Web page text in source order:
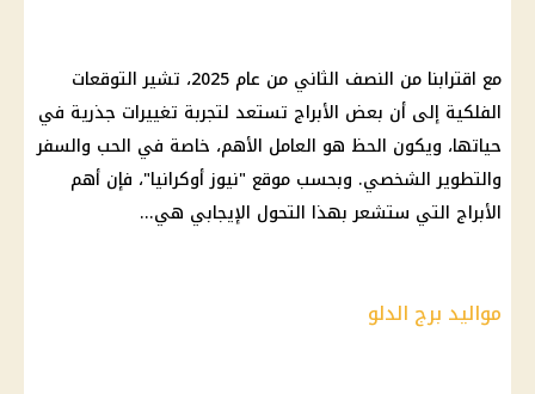
مع اقترابنا من النصف الثاني من عام 2025 ، تشيرالتوقعات
الفلكية إلى أن بعض الأبراج تستعد لتجربة تغييرات جذرية في
حياتها، ويكون الحظ هو العامل الأهم، خاصة في الحب والسفر
والتطوير الشخصي. وبحسب موقع "نيوز أوكرانيا"، فإن أهم
الأبراج التي ستشعر بهذا التحول الإيجابي هي...
مواليد برج الدلو